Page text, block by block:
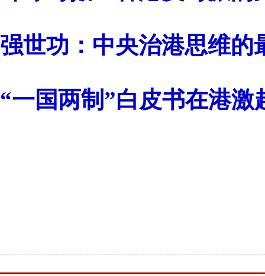
强世功：中央治港思维的
“一国两制”白皮书在港激